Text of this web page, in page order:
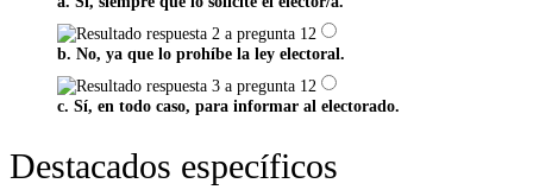
b. No, ya que lo prohíbe la ley electoral.
c. Sí, en todo caso, para informar al electorado.
Destacados específicos